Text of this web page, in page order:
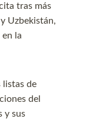
tras más
Uzbekistán,
la
listas de
del
y sus